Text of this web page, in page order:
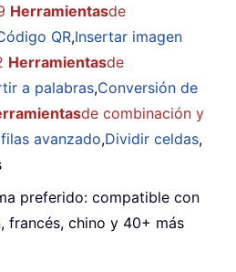
Herramientasde
QR,Insertar imagen
Herramientasde
a palabras,Conversión de
de combinación y
avanzado,Dividir celdas,
preferido: compatible con
francés, chino y 40+ más